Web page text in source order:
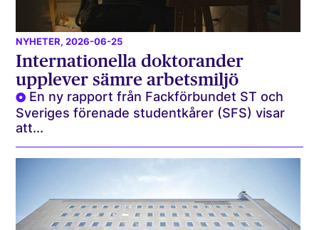
NYHETER, 2026-06-25
Internationella doktorander
upplever sämre arbetsmiljö
En ny rapport från Fackförbundet ST och
Sveriges förenade studentkårer (SFS) visar
att...